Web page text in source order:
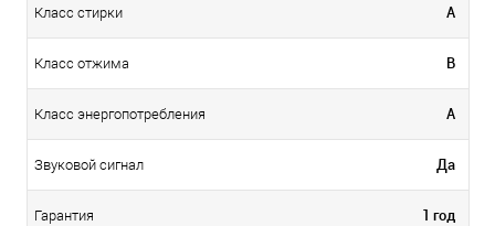
Класс стирки A
Класс отжима B
Класс энергопотребления A
Звуковой сигнал Да
Гарантия 1 год